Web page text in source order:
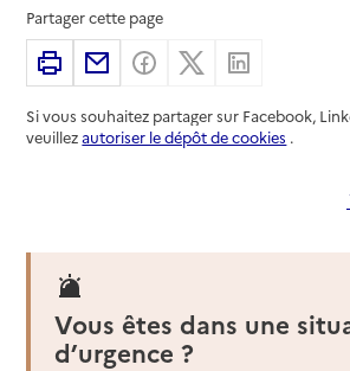
Partager cette page
ImprimerPartager par email
Partager sur Facebook
Partager sur X
Si vous souhaitez partager sur Facebook,
veuillezautoriser le dépôt de cookies .
Vous êtes dans une
d’urgence ?